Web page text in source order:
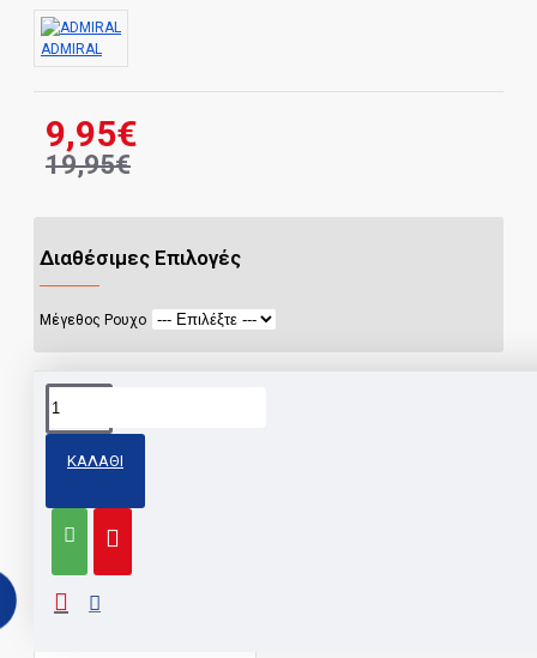
9,95€
19,95€
ADMIRAL
Διαθέσιμες Επιλογές
Μέγεθος Ρουχο
ΚΑΛΆΘΙ
Share
Ετικέτες:
ΠΑΡΌΜΙΑ ΠΡΟΙΌΝΤΑ